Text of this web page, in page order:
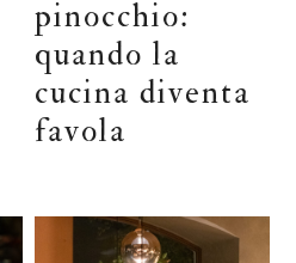
pinocchio:
quando la
cucina diventa
favola